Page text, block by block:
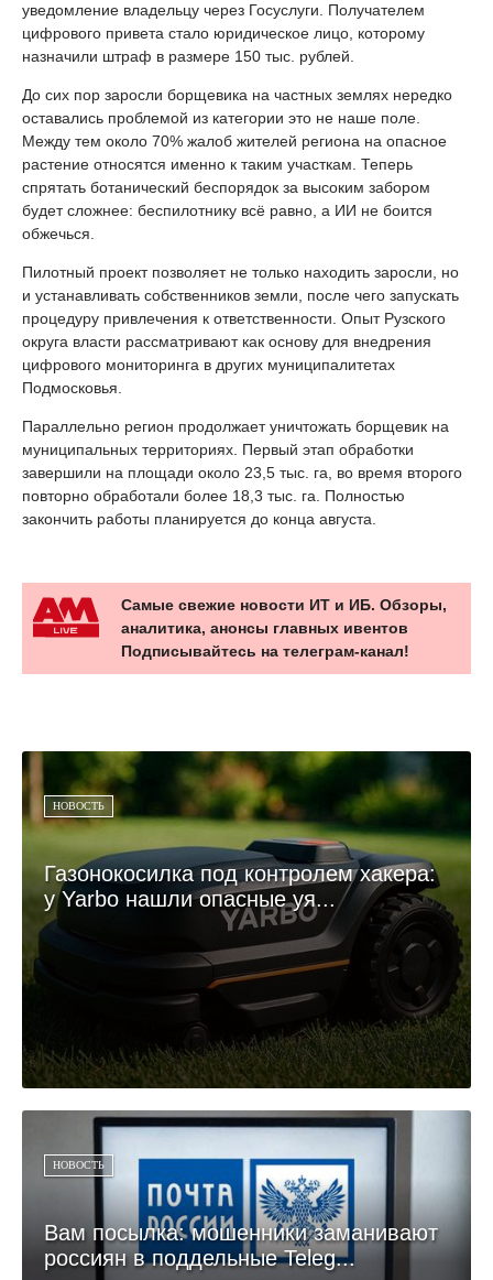
уведомление владельцу через Госуслуги. Получателем
цифрового привета стало юридическое лицо, которому
назначили штраф в размере 150 тыс. рублей.
До сих пор заросли борщевика на частных землях нередко
оставались проблемой из категории это не наше поле.
Между тем около 70% жалоб жителей региона на опасное
растение относятся именно к таким участкам. Теперь
спрятать ботанический беспорядок за высоким забором
будет сложнее: беспилотнику всё равно, а ИИ не боится
обжечься.
Пилотный проект позволяет не только находить заросли, но
и устанавливать собственников земли, после чего запускать
процедуру привлечения к ответственности. Опыт Рузского
округа власти рассматривают как основу для внедрения
цифрового мониторинга в других муниципалитетах
Подмосковья.
Параллельно регион продолжает уничтожать борщевик на
муниципальных территориях. Первый этап обработки
завершили на площади около 23,5 тыс. га, во время второго
повторно обработали более 18,3 тыс. га. Полностью
закончить работы планируется до конца августа.
Самые свежие новости ИТ и ИБ. Обзоры,
аналитика, анонсы главных ивентов
Подписывайтесь на телеграм-канал!
НОВОСТЬ
Газонокосилка под контролем хакера:
у Yarbo нашли опасные уя...
НОВОСТЬ
Вам посылка: мошенники заманивают
россиян в поддельные Teleg...